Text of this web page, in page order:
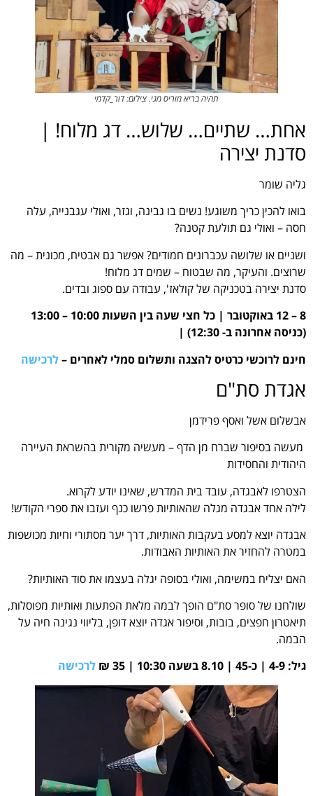
תהיה בריא מוריס מגי. צילום: דור_קדמי
אחת… שתיים… שלוש… דג מלוח! |
סדנת יצירה
גליה שומר
בואו להכין כריך משוגע! נשים בו גבינה, וגזר, ואולי עגבנייה, עלה
חסה – ואולי גם תולעת קטנה?
ושניים או שלושה עכברונים חמודים? אפשר גם אבטיח, מכונית – מה
שרוצים. והעיקר, מה שבטוח – שמים דג מלוח!
סדנת יצירה בטכניקה של קולאז', עבודה עם ספוג ובדים.
8 – 12 באוקטובר | כל חצי שעה בין השעות 10:00 – 13:00
(כניסה אחרונה ב- 12:30) |
חינם לרוכשי כרטיס להצגה ותשלום סמלי לאחרים –לרכישה
אגדת סת"ם
אבשלום אשל ואסף פרידמן
מעשה בסיפור שברח מן הדף – מעשיה מקורית בהשראת העיירה
היהודית והחסידות
הצטרפו לאבגדה, עובד בית המדרש, שאינו יודע לקרוא.
לילה אחד אבגדה מגלה שהאותיות פרשו כנף ועזבו את ספרי הקודש!
אבגדה יוצא למסע בעקבות האותיות, דרך יער מסתורי וחיות מכושפות
במטרה להחזיר את האותיות האבודות.
האם יצליח במשימה, ואולי בסופה יגלה בעצמו את סוד האותיות?
שולחנו של סופר סת"ם הופך לבמה מלאת הפתעות ואותיות מפוסלות,
תיאטרון חפצים, בובות, וסיפור אגדה יוצא דופן, בליווי נגינה חיה על
הבמה.
גיל: 4-9 | כ-45 | 8.10 בשעה 10:30 | 35 ₪
לרכישה